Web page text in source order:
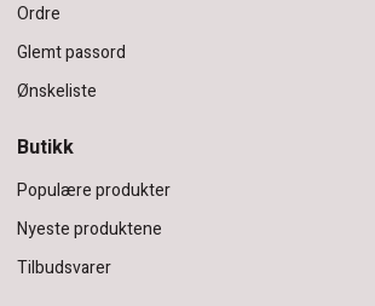
Ordre
Glemt passord
Ønskeliste
Butikk
Populære produkter
Nyeste produktene
Tilbudsvarer